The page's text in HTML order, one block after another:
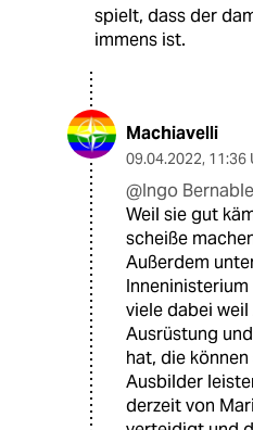
spielt, dass der
immens ist.
Machiavelli
09.04.2022, 11:36
@Ingo
Weil sie gut
scheiße
Außerdem
viele dabei
Ausrüstung
hat, die
Ausbilder
derzeit von